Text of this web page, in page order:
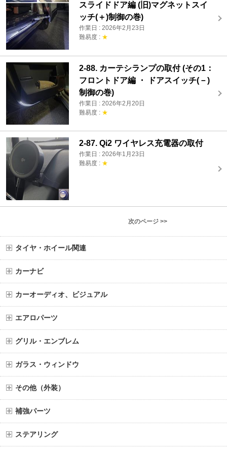
スライドドア編 (旧)マグネットスイ
ッチ(＋)制御の巻)
作業日 : 2026年2月23日
難易度 : ★
2-88. カーテシランプの取付 (その1：
フロントドア編 ・ ドアスイッチ(－)
制御の巻)
作業日 : 2026年2月20日
難易度 : ★
2-87. Qi2 ワイヤレス充電器の取付
作業日 : 2026年1月23日
難易度 : ★
次のページ >>
タイヤ・ホイール関連
カーナビ
カーオーディオ、ビジュアル
エアロパーツ
グリル・エンブレム
ガラス・ウィンドウ
その他（外装）
補強パーツ
ステアリング